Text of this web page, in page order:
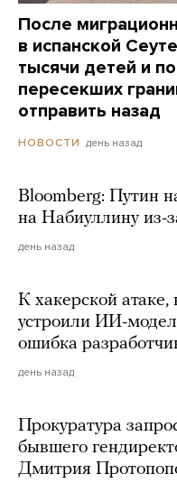
После
в испанской
тысячи детей и
пересекших
отправить назад
НОВОСТИ день назад
Bloomberg: Путин
на Набиуллину из-
день назад
К хакерской
устроили ИИ-
ошибка
день назад
Прокуратура
бывшего
Дмитрия